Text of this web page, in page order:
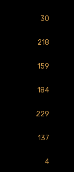
30
218
159
184
229
137
4